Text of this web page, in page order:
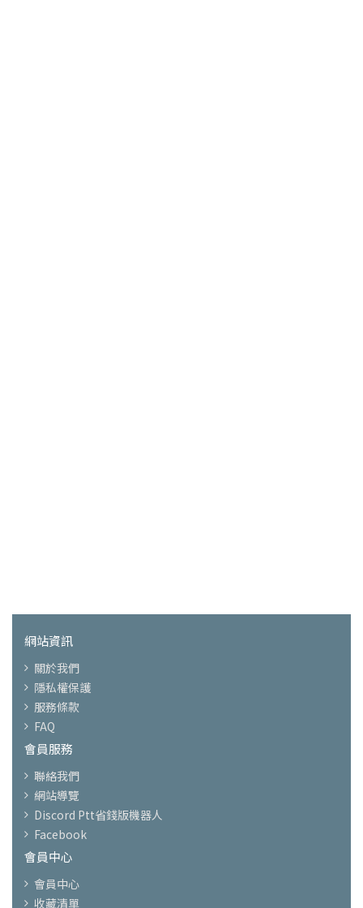
網站資訊
關於我們
隱私權保護
服務條款
FAQ
會員服務
聯絡我們
網站導覽
Discord Ptt省錢版機器人
Facebook
會員中心
會員中心
收藏清單